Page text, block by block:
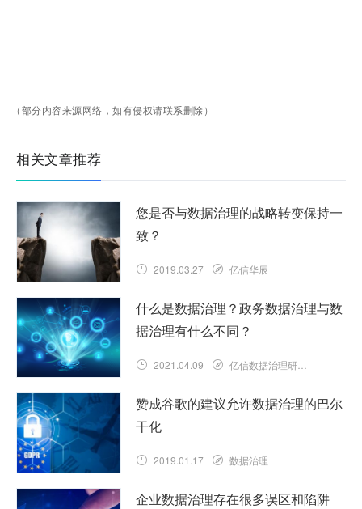
（部分内容来源网络，如有侵权请联系删除）
相关文章推荐
您是否与数据治理的战略转变保持一
致？
2019.03.27 亿信华辰
什么是数据治理？政务数据治理与数
据治理有什么不同？
2021.04.09 亿信数据治理研究院
赞成谷歌的建议允许数据治理的巴尔
干化
2019.01.17 数据治理
企业数据治理存在很多误区和陷阱